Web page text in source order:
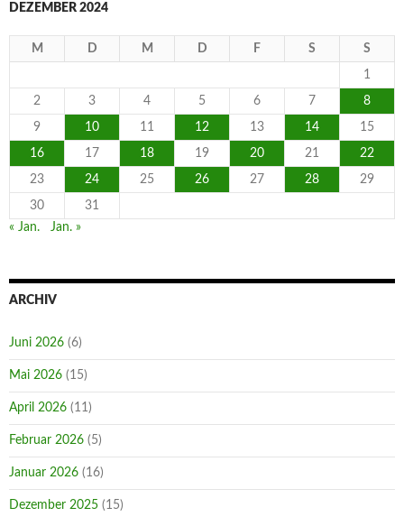
DEZEMBER 2024
M D M D F S S
1
2 3 4 5 6 7 8
9 10 11 12 13 14 15
16 17 18 19 20 21 22
23 24 25 26 27 28 29
30
31
« Jan.
Jan. »
ARCHIV
Juni 2026 (6)
Mai 2026 (15)
April 2026 (11)
Februar 2026 (5)
Januar 2026 (16)
Dezember 2025 (15)